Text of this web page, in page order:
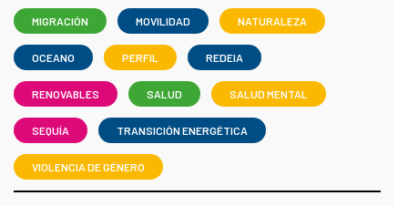
MIGRACIÓN MOVILIDAD NATURALEZA
OCEANO PERFIL REDEIA
RENOVABLES SALUD SALUD MENTAL
SEQUÍA TRANSICIÓN ENERGÉTICA
VIOLENCIA DE GÉNERO